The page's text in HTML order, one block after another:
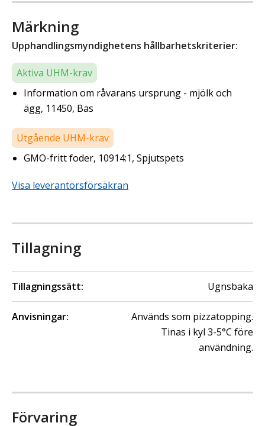
Märkning
Upphandlingsmyndighetens hållbarhetskriterier:
Aktiva UHM-krav
Information om råvarans ursprung - mjölk och
ägg, 11450, Bas
Utgående UHM-krav
GMO-fritt foder, 10914:1, Spjutspets
Visa leverantörsförsäkran
Tillagning
Tillagningssätt: Ugnsbaka
Anvisningar:
Används som pizzatopping.
Tinas i kyl 3-5°C före
användning.
Förvaring